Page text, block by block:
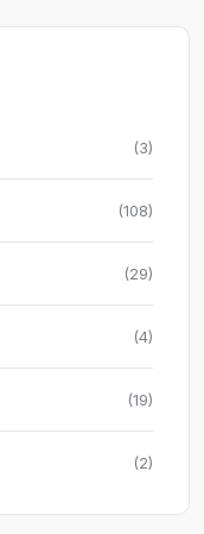
(3)
(108)
(29)
(4)
(19)
(2)